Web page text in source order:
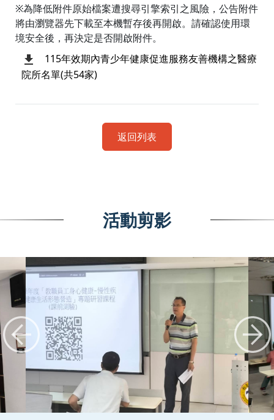
※為降低附件原始檔案遭搜尋引擎索引之風險，公告附件
將由瀏覽器先下載至本機暫存後再開啟。請確認使用環
境安全後，再決定是否開啟附件。
115年效期內青少年健康促進服務友善機構之醫療
院所名單(共54家)
返回列表
活動剪影